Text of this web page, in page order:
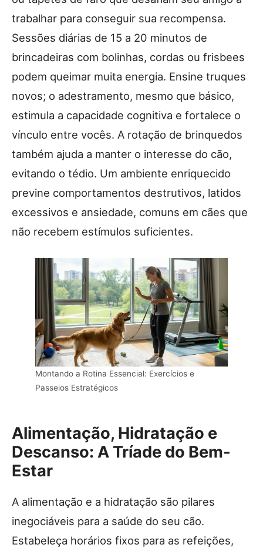
trabalhar para conseguir sua recompensa.
Sessões diárias de 15 a 20 minutos de
brincadeiras com bolinhas, cordas ou frisbees
podem queimar muita energia. Ensine truques
novos; o adestramento, mesmo que básico,
estimula a capacidade cognitiva e fortalece o
vínculo entre vocês. A rotação de brinquedos
também ajuda a manter o interesse do cão,
evitando o tédio. Um ambiente enriquecido
previne comportamentos destrutivos, latidos
excessivos e ansiedade, comuns em cães que
não recebem estímulos suficientes.
Montando a Rotina Essencial: Exercícios e
Passeios Estratégicos
Alimentação, Hidratação e
Descanso: A Tríade do Bem-
Estar
A alimentação e a hidratação são pilares
inegociáveis para a saúde do seu cão.
Estabeleça horários fixos para as refeições,